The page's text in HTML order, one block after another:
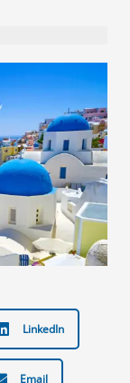
LinkedIn
Email